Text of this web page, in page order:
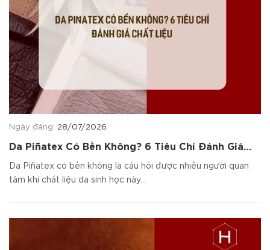
Ngày đăng: 28/07/2026
Da Piñatex Có Bền Không? 6 Tiêu Chí Đánh Giá
Da Piñatex có bền không là câu hỏi được nhiều người quan
tâm khi chất liệu da sinh học này...